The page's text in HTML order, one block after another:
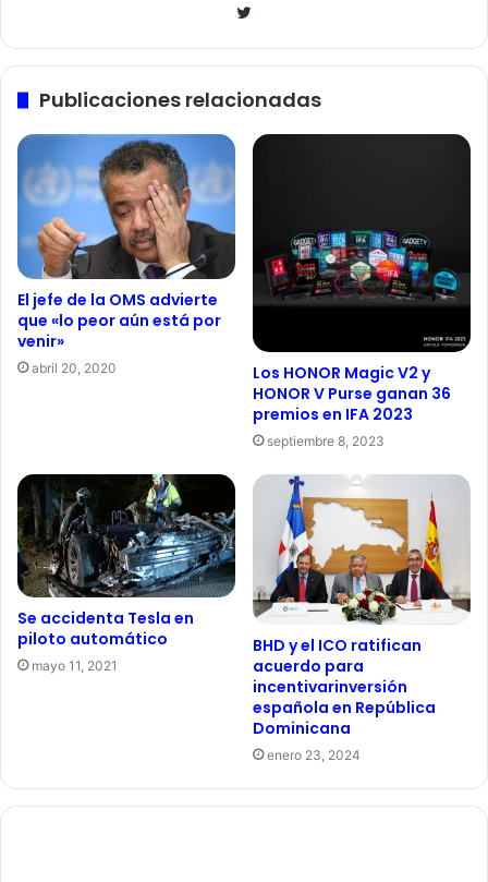
Twitter
Publicaciones relacionadas
El jefe de la OMS advierte
que «lo peor aún está por
venir»
abril 20, 2020
Los HONOR Magic V2 y
HONOR V Purse ganan 36
premios en IFA 2023
septiembre 8, 2023
Se accidenta Tesla en
piloto automático
mayo 11, 2021
BHD y el ICO ratifican
acuerdo para
incentivarinversión
española en República
Dominicana
enero 23, 2024